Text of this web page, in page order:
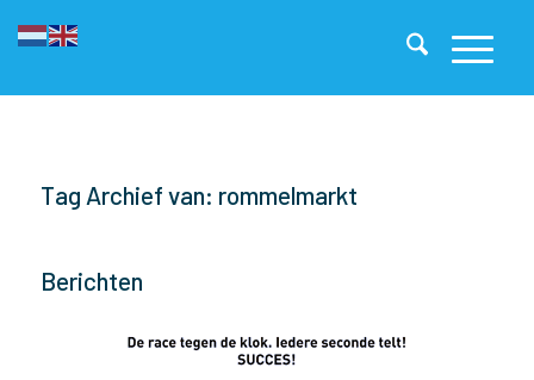
Tag Archief van: rommelmarkt
Berichten